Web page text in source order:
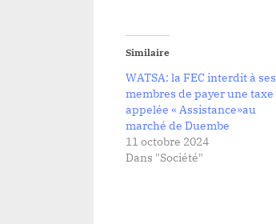
Similaire
WATSA: la FEC interdit à ses
membres de payer une taxe
appelée « Assistance»au
marché de Duembe
11 octobre 2024
Dans "Société"